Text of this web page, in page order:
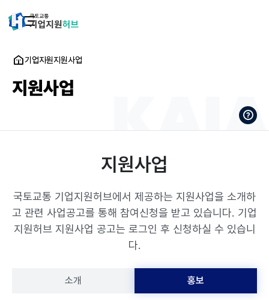
기업지원지원사업
지원사업
지원사업
국토교통 기업지원허브에서 제공하는 지원사업을 소개하
고 관련 사업공고를 통해 참여신청을 받고 있습니다. 기업
지원허브 지원사업 공고는 로그인 후 신청하실 수 있습니
다.
소개 홍보